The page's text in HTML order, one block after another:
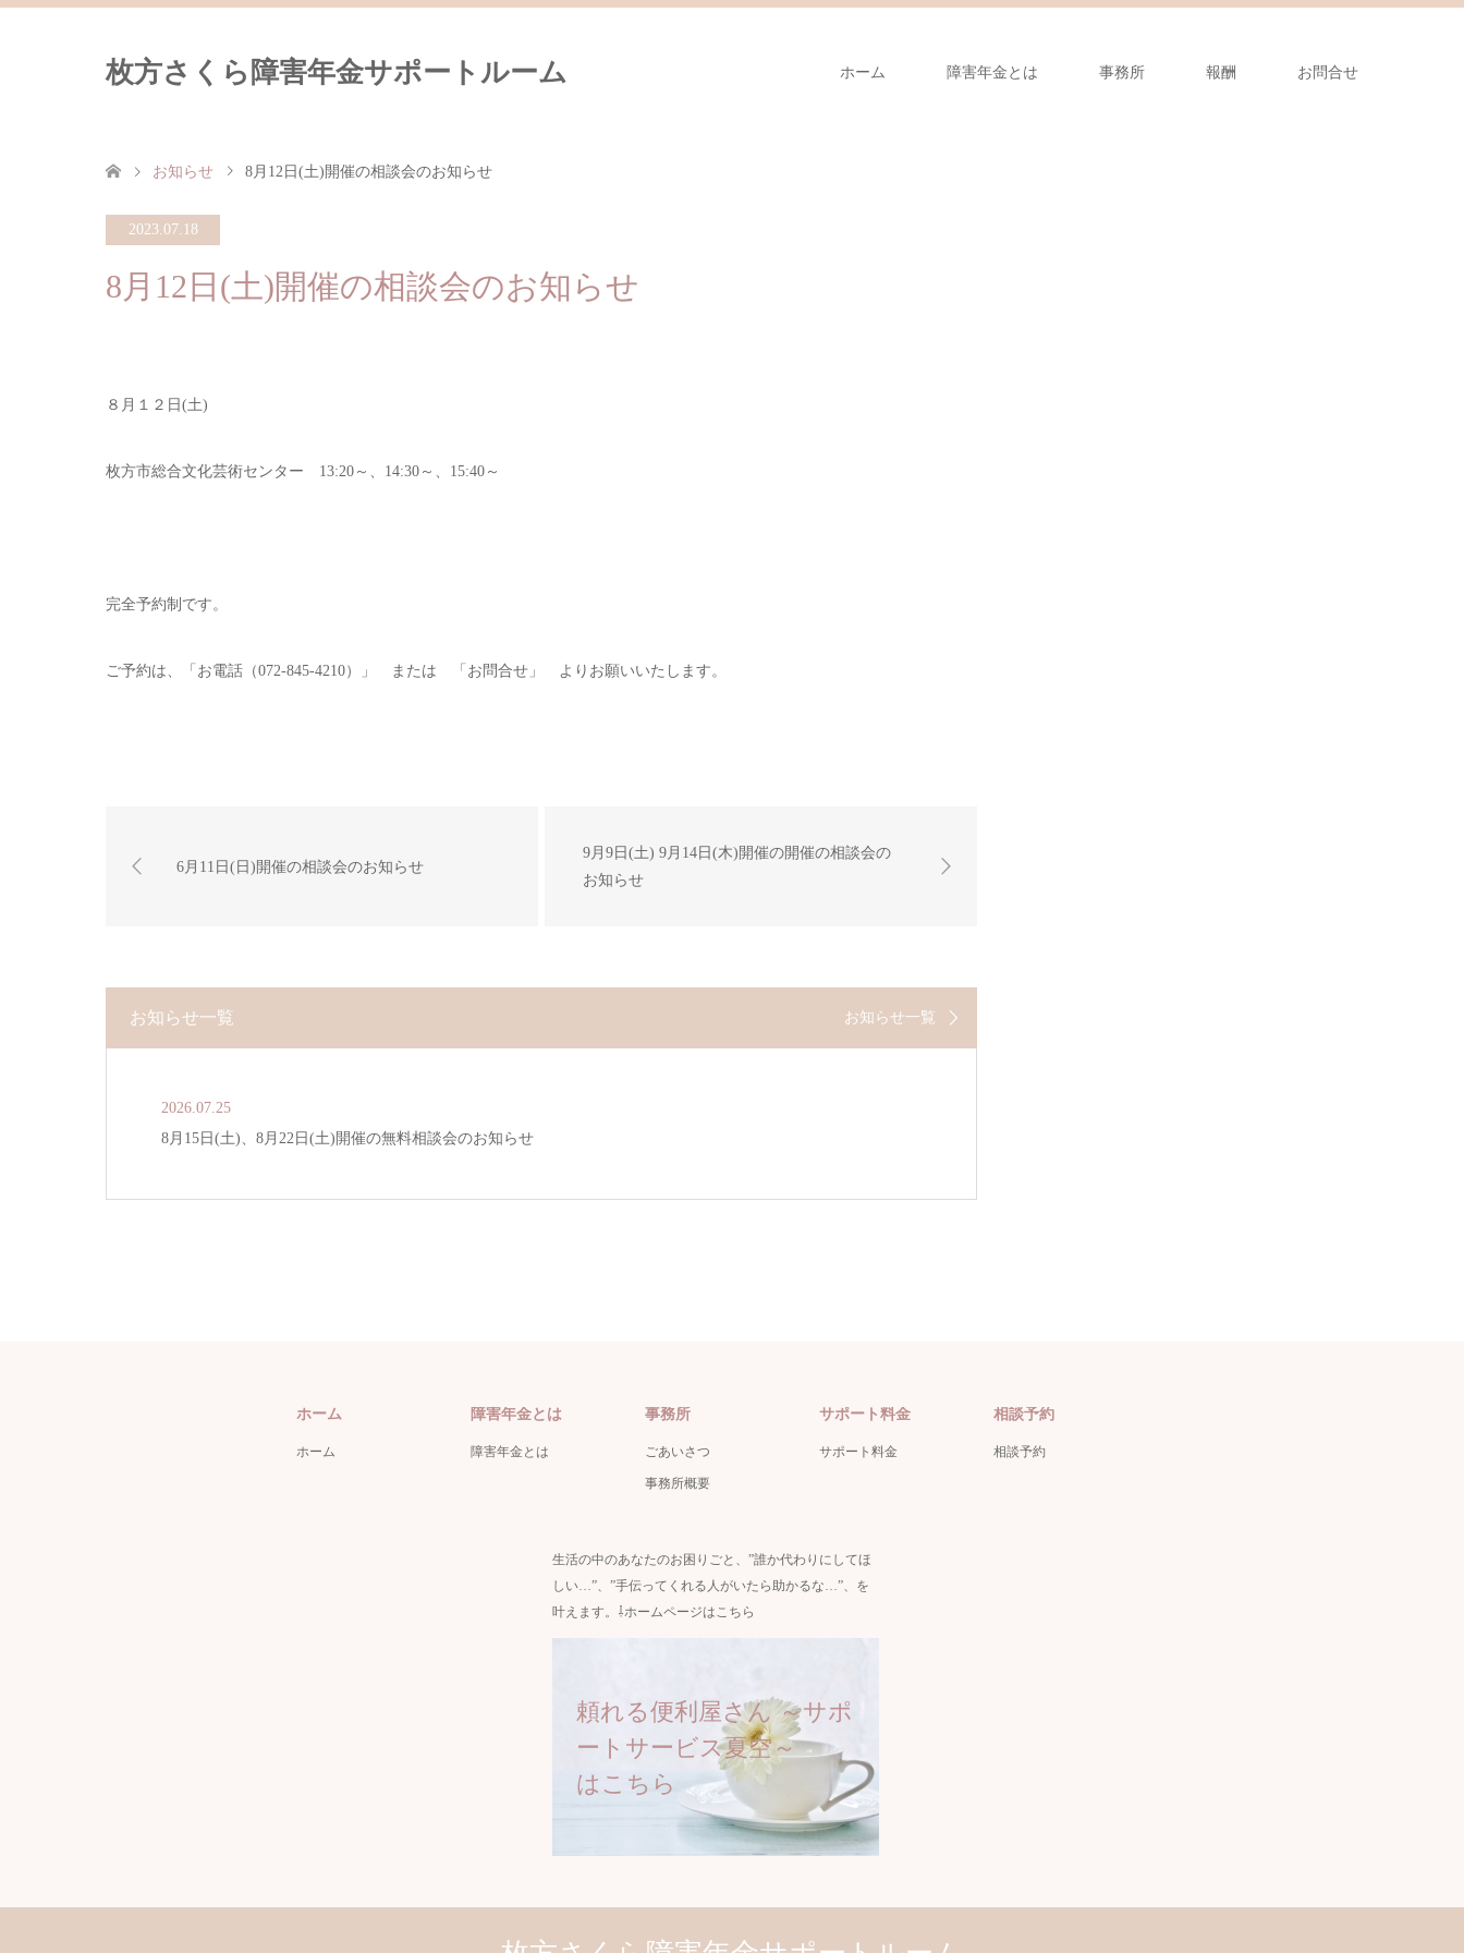
枚方さくら障害年金サポートルーム ホーム 障害年金とは 事務所 報酬 お問合せ
お知らせ 8月12日(土)開催の相談会のお知らせ
2023.07.18
8月12日(土)開催の相談会のお知らせ
８月１２日(土)
枚方市総合文化芸術センター 13:20～、14:30～、15:40～
完全予約制です。
ご予約は、「お電話（072-845-4210）」 または 「お問合せ」 よりお願いいたします。
6月11日(日)開催の相談会のお知らせ
9月9日(土) 9月14日(木)開催の開催の相談会の
お知らせ
お知らせ一覧 お知らせ一覧
2026.07.25
8月15日(土)、8月22日(土)開催の無料相談会のお知らせ
ホーム
ホーム
障害年金とは
障害年金とは
事務所
ごあいさつ
事務所概要
サポート料金
サポート料金
相談予約
相談予約
生活の中のあなたのお困りごと、”誰か代わりにしてほ
しい…”、”手伝ってくれる人がいたら助かるな…”、を
叶えます。⇩ホームページはこちら
頼れる便利屋さん ～サポ
ートサービス夏空～
はこちら